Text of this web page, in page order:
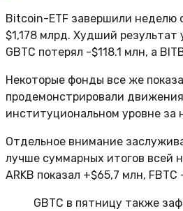
Bitcoin-ETF завершили неделю
$1,178 млрд. Худший
GBTC потерял -$118.1 млн, а
Некоторые фонды все же
продемонстрировали
институциональном уровне за
Отдельное внимание
лучше суммарных итогов всей
ARKB показал +$65,7 млн,
GBTC в пятницу также